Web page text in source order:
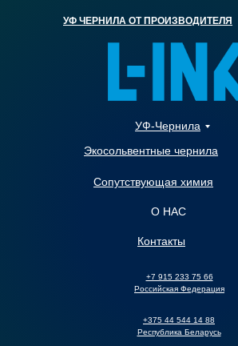
УФ-Чернила
Экосольвентные чернила
Сопутствующая химия
О НАС
Контакты
+7 915 233 75 66
Российская Федерация
+375 44 544 14 88
Республика Беларусь
УФ ЧЕРНИЛА ОТ ПРОИЗВОДИТЕЛЯ